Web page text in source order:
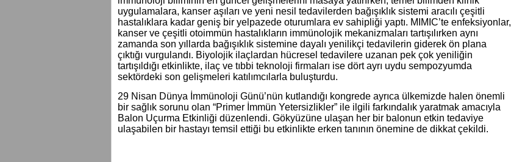
uygulamalara, kanser aşıları ve yeni nesil tedavilerden bağışıklık sistemi aracılı çeşitli
hastalıklara kadar geniş bir yelpazede oturumlara ev sahipliği yaptı. MIMIC’te enfeksiyonlar,
kanser ve çeşitli otoimmün hastalıkların immünolojik mekanizmaları tartışılırken aynı
zamanda son yıllarda bağışıklık sistemine dayalı yenilikçi tedavilerin giderek ön plana
çıktığı vurgulandı. Biyolojik ilaçlardan hücresel tedavilere uzanan pek çok yeniliğin
tartışıldığı etkinlikte, ilaç ve tıbbi teknoloji firmaları ise dört ayrı uydu sempozyumda
sektördeki son gelişmeleri katılımcılarla buluşturdu.
29 Nisan Dünya İmmünoloji Günü’nün kutlandığı kongrede ayrıca ülkemizde halen önemli
bir sağlık sorunu olan “Primer İmmün Yetersizlikler” ile ilgili farkındalık yaratmak amacıyla
Balon Uçurma Etkinliği düzenlendi. Gökyüzüne ulaşan her bir balonun etkin tedaviye
ulaşabilen bir hastayı temsil ettiği bu etkinlikte erken tanının önemine de dikkat çekildi.